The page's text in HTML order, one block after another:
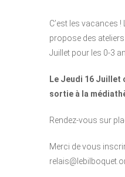
C’est les vacances !
propose des
Juillet pour les 0-3
Le Jeudi 16 Juillet
sortie à la
Rendez-vous sur
Merci de vous